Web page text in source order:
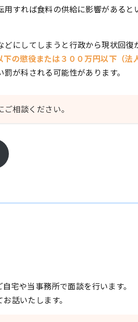
すれば食料の供給に影響があると
どにしてしまうと行政から現状回復
下の懲役または３００万円以下（法
罰が科される可能性があります。
相談ください。
宅や当事務所で面談を行います。
話いたします。